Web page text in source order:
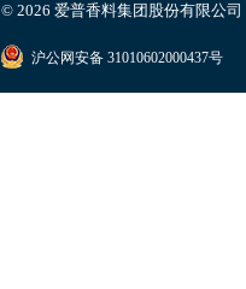
© 2026 爱普香料集团股份有限公司
沪公网安备 31010602000437号